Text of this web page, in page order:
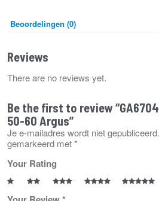
Beoordelingen (0)
Reviews
There are no reviews yet.
Be the first to review
50-60 Argus”
Je e-mailadres wordt niet gepubliceerd.
gemarkeerd met*
Your Rating